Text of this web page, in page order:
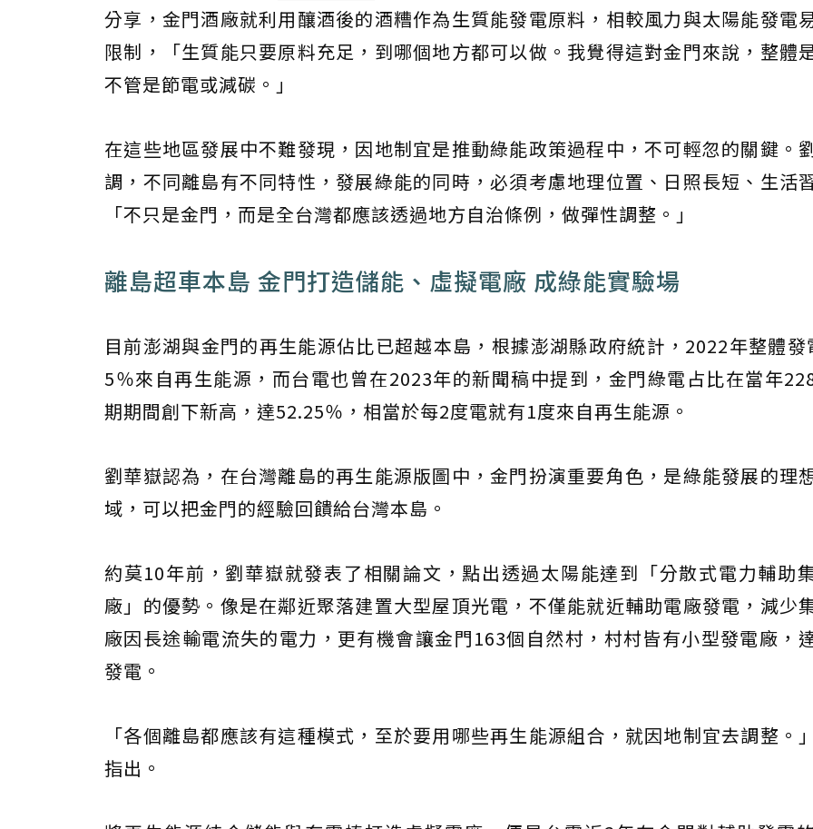
分享，金門酒廠就利用釀酒後的酒糟作為生質能發電原料，相較風力與太陽能發電
限制，「生質能只要原料充足，到哪個地方都可以做。我覺得這對金門來說，整體
不管是節電或減碳。」
在這些地區發展中不難發現，因地制宜是推動綠能政策過程中，不可輕忽的關鍵。
調，不同離島有不同特性，發展綠能的同時，必須考慮地理位置、日照長短、生活
「不只是金門，而是全台灣都應該透過地方自治條例，做彈性調整。」
離島超車本島 金門打造儲能、虛擬電廠 成綠能實驗場
目前澎湖與金門的再生能源佔比已超越本島，根據澎湖縣政府統計，2022年整體發
5％來自再生能源，而台電也曾在2023年的新聞稿中提到，金門綠電占比在當年
期期間創下新高，達52.25％，相當於每2度電就有1度來自再生能源。
劉華嶽認為，在台灣離島的再生能源版圖中，金門扮演重要角色，是綠能發展的理
域，可以把金門的經驗回饋給台灣本島。
約莫10年前，劉華嶽就發表了相關論文，點出透過太陽能達到「分散式電力輔助
廠」的優勢。像是在鄰近聚落建置大型屋頂光電，不僅能就近輔助電廠發電，減少
廠因長途輸電流失的電力，更有機會讓金門163個自然村，村村皆有小型發電廠，
發電。
「各個離島都應該有這種模式，至於要用哪些再生能源組合，就因地制宜去調整。
指出。